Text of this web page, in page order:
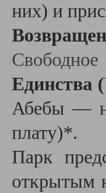
них) и
Единства
Абебы —
плату)*.
Парк
открытым